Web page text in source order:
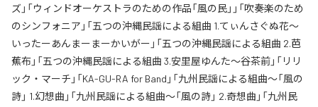
ズ」「ウィンドオーケストラのための作品「風の民」」「吹奏楽のため
のシンフォニア」「五つの沖縄民謡による組曲 1.てぃんさぐぬ花～
いったーあんまーまーかいがー」「五つの沖縄民謡による組曲 2.芭
蕉布」「五つの沖縄民謡による組曲 3.安里屋ゆんた～谷茶前」「リリ
ック・マーチ」「KA-GU-RA for Band」「九州民謡による組曲～「風の
詩」 1.幻想曲」「九州民謡による組曲～「風の詩」 2.奇想曲」「九州民